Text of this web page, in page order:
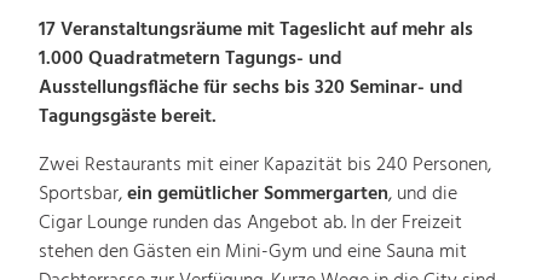
17 Veranstaltungsräume mit Tageslicht auf mehr als
1.000 Quadratmetern Tagungs- und
Ausstellungsfläche für sechs bis 320 Seminar- und
Tagungsgäste bereit.
Zwei Restaurants mit einer Kapazität bis 240 Personen,
Sportsbar,ein gemütlicher Sommergarten, und die
Cigar Lounge runden das Angebot ab. In der Freizeit
stehen den Gästen ein Mini-Gym und eine Sauna mit